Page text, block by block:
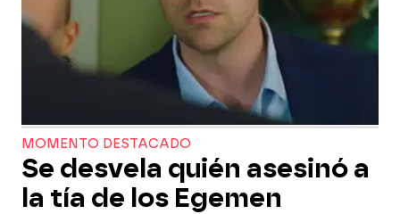
MOMENTO DESTACADO
Se desvela quién asesinó a
la tía de los Egemen